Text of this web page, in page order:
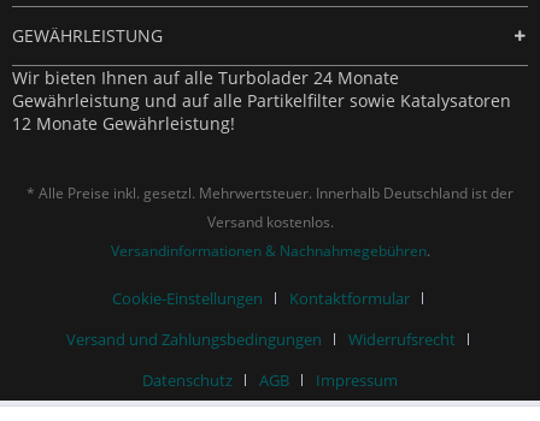
GEWÄHRLEISTUNG
Wir bieten Ihnen auf alle Turbolader 24 Monate
Gewährleistung und auf alle Partikelfilter sowie Katalysatoren
12 Monate Gewährleistung!
* Alle Preise inkl. gesetzl. Mehrwertsteuer. Innerhalb Deutschland ist der
Versand kostenlos.
Versandinformationen & Nachnahmegebühren.
Cookie-Einstellungen
Kontaktformular
Versand und Zahlungsbedingungen
Widerrufsrecht
Datenschutz
AGB Impressum